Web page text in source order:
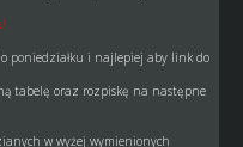
poniedziałku i najlepiej aby link do
tabelę oraz rozpiskę na następne
w wyżej wymienionych